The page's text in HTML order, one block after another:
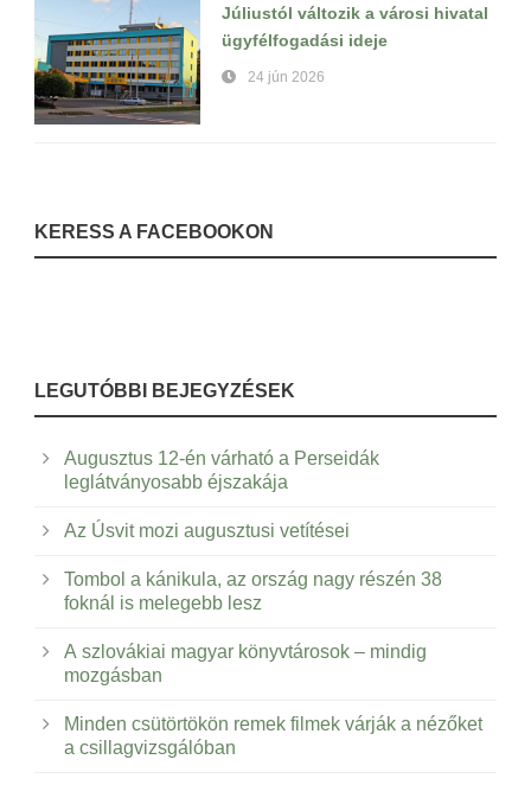
Júliustól változik a városi hivatal
ügyfélfogadási ideje
24 jún 2026
KERESS A FACEBOOKON
LEGUTÓBBI BEJEGYZÉSEK
Augusztus 12-én várható a Perseidák
leglátványosabb éjszakája
Az Úsvit mozi augusztusi vetítései
Tombol a kánikula, az ország nagy részén 38
foknál is melegebb lesz
A szlovákiai magyar könyvtárosok – mindig
mozgásban
Minden csütörtökön remek filmek várják a nézőket
a csillagvizsgálóban